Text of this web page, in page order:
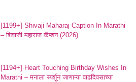
[1199+] Shivaji Maharaj Caption In Marathi
– शिवाजी महाराज कॅप्शन (2026)
[1194+] Heart Touching Birthday Wishes In
Marathi – मनाला स्पर्शून जाणाऱ्या वाढदिवसाच्या